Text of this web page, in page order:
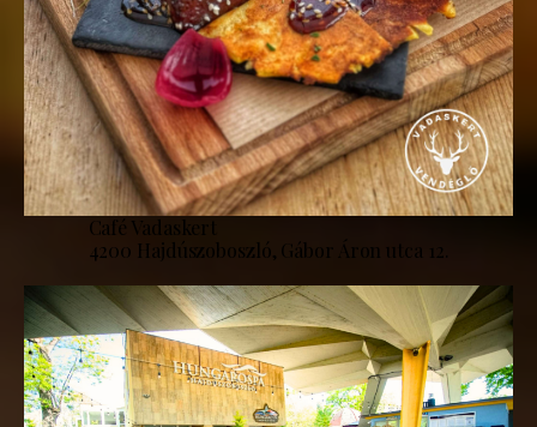
Café Vadaskert
4200 Hajdúszoboszló, Gábor Áron utca 12.